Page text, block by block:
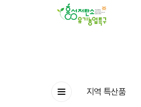
지역 특산품